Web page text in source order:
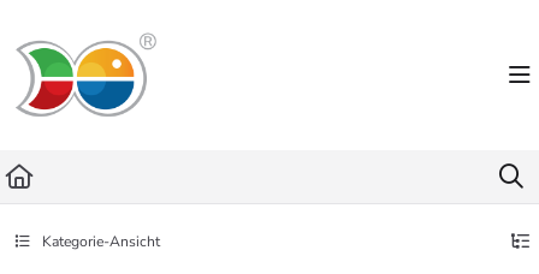
Fetch the complete documentation index at:
Use this file to discover all available pages before exploring further.
Kategorie-Ansicht